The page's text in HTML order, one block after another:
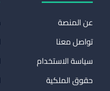
عن المنصة
تواصل معنا
سياسة الاستخدام
حقوق الملكية